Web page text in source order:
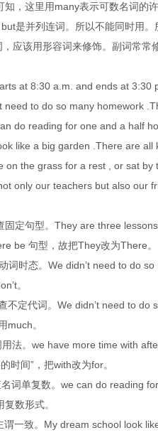
知，这里用many表示可数名词的
是并列连词。所以不能同时用
应该用形容词来修饰。副词常
at 8:30 a.m. and ends at
need to do so many homework
do reading for one and a half
like a big garden .There are
on the grass for a rest , or sat
only our teachers but also our
定句型。They are three
be 句型，故把They改为There。
词时态。We didn’t need to do
。
定代词。We didn’t need to do
much。
法。we have more time with
时间”，把with改为for。
词单复数。we can do reading
数形式。
一致。My dream school look